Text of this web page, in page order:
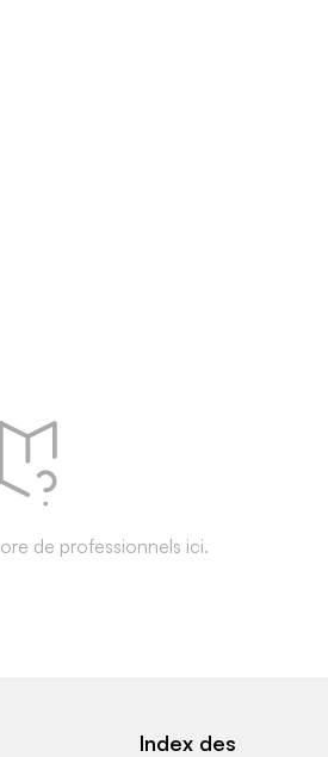
de professionnels ici.
Index des